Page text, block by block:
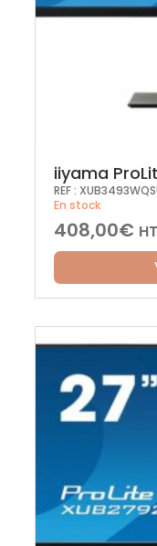
iiyama
REF :
En stock
408,00€ HT